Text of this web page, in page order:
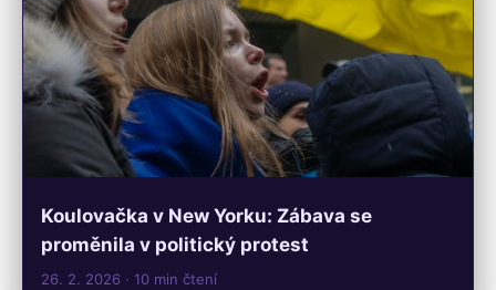
Koulovačka v New Yorku: Zábava se
proměnila v politický protest
26. 2. 2026 · 10 min čtení